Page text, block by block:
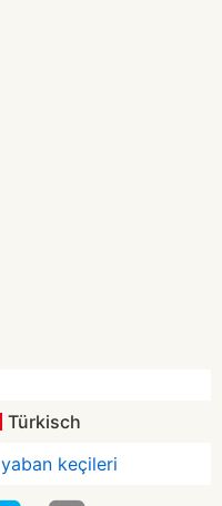
Türkisch
yaban keçileri